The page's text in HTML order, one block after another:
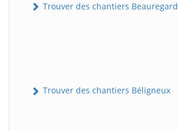
Trouver des chantiers Beauregard
Trouver des chantiers Béligneux